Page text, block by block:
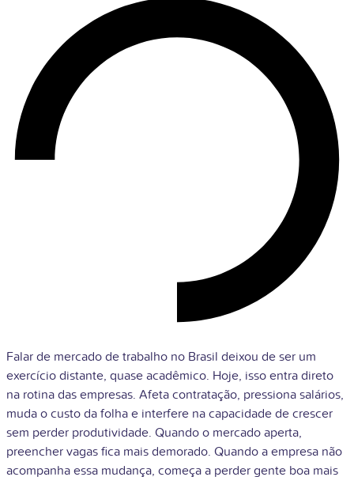
Falar de mercado de trabalho no Brasil deixou de ser um
exercício distante, quase acadêmico. Hoje, isso entra direto
na rotina das empresas. Afeta contratação, pressiona salários,
muda o custo da folha e interfere na capacidade de crescer
sem perder produtividade. Quando o mercado aperta,
preencher vagas fica mais demorado. Quando a empresa não
acompanha essa mudança, começa a perder gente boa mais